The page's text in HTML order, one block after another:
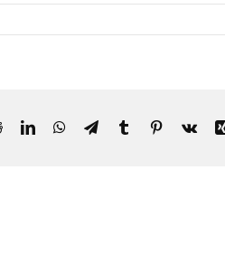
RedditLinkedInWhatsApp
TelegramTumblrPinterest
Vk